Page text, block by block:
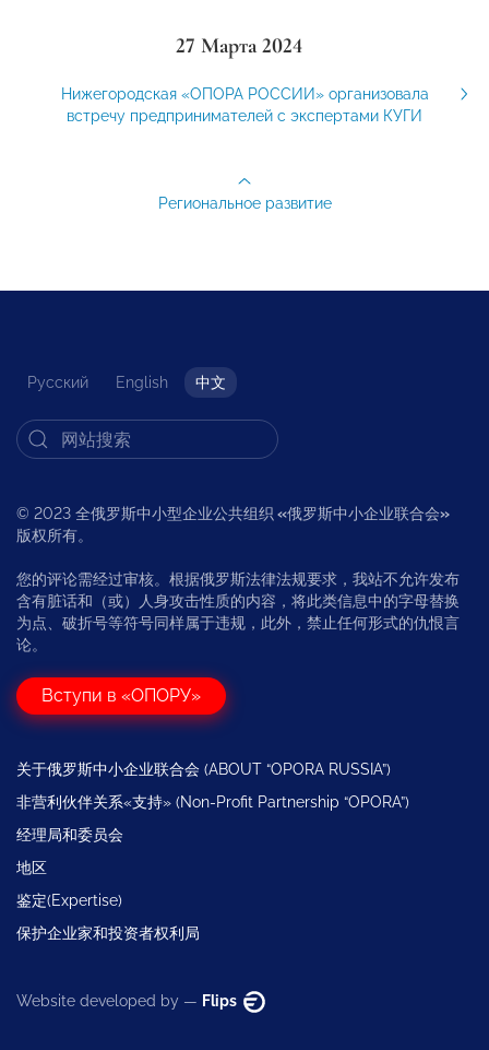
27 Марта 2024
Нижегородская «ОПОРА РОССИИ» организовала
встречу предпринимателей с экспертами КУГИ
Региональное развитие
Русский English 中文
© 2023 全俄罗斯中小型企业公共组织 «俄罗斯中小企业联合会»
版权所有。
您的评论需经过审核。根据俄罗斯法律法规要求，我站不允许发布
含有脏话和（或）人身攻击性质的内容，将此类信息中的字母替换
为点、破折号等符号同样属于违规，此外，禁止任何形式的仇恨言
论。
Вступи в «ОПОРУ»
关于俄罗斯中小企业联合会 (ABOUT “OPORA RUSSIA”)
非营利伙伴关系«支持» (Non-Profit Partnership “OPORA”)
经理局和委员会
地区
鉴定(Expertise)
保护企业家和投资者权利局
Website developed by — Flips